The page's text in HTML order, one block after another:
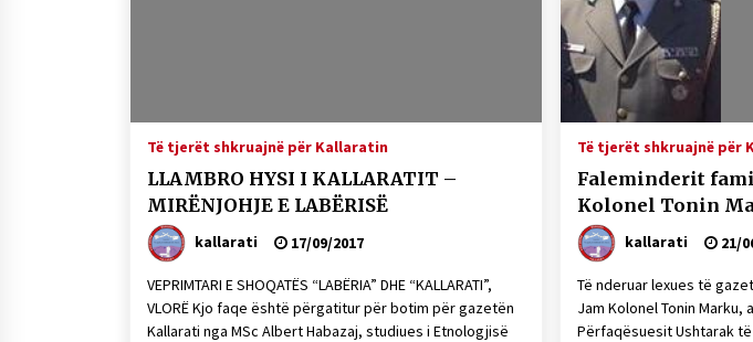
Gazeta Kallarati nr. 115
14/10/2025
KALLARATI NË AKSIONET
KOMBËTARE PËR RINDËRTIMIN E
VENDIT – NGA ÇIZE XHAFERAJ
22/09/2025
– ËNGJËLL HASIMAJ – “KUJTIMET E
MIA PËR KALLARATIN SI
MATEMATIKËS, POR EDHE SI
BANOR I PËRKOHSHËM I
12/09/2025
Të tjerët shkruajnë për Kallaratin
LLAMBRO HYSI I KALLARATIT –
MIRËNJOHJE E LABËRISË
kallarati 17/09/2017
VEPRIMTARI E SHOQATËS “LABËRIA” DHE “KALLARATI”,
VLORË Kjo faqe është përgatitur për botim për gazetën
Kallarati nga MSc Albert Habazaj, studiues i Etnologjisë
Të tjerët shkruajnë për
Faleminderit
Kolonel Tonin
kallarati 21/
Të nderuar lexues të
Jam Kolonel Tonin
Përfaqësuesit Ushtarak